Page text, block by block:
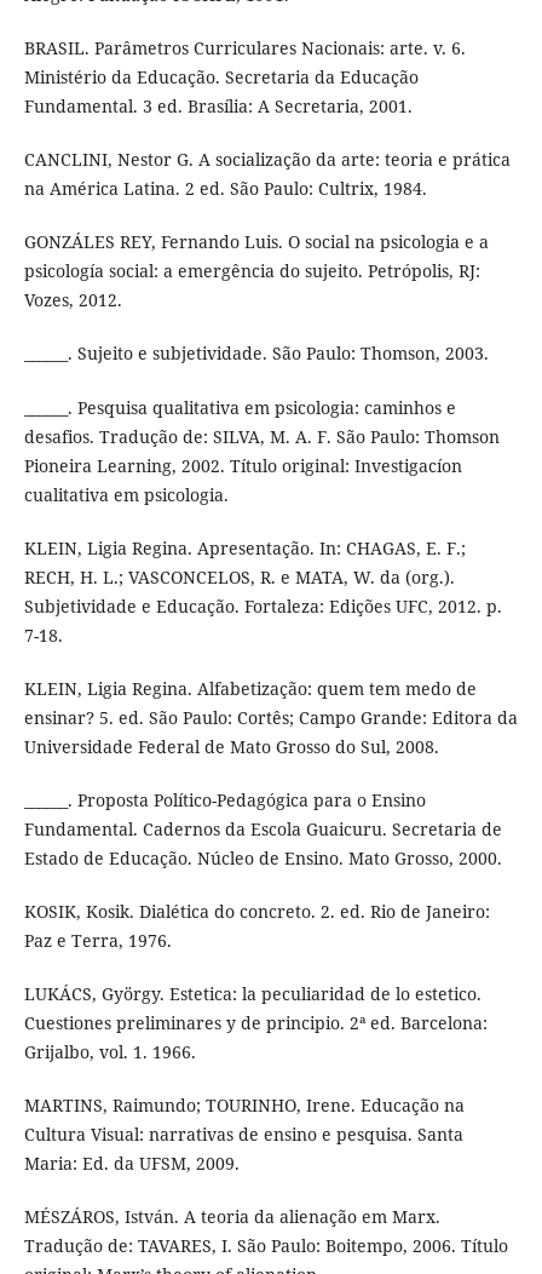
BRASIL. Parâmetros Curriculares Nacionais: arte. v. 6.
Ministério da Educação. Secretaria da Educação
Fundamental. 3 ed. Brasília: A Secretaria, 2001.
CANCLINI, Nestor G. A socialização da arte: teoria e prática
na América Latina. 2 ed. São Paulo: Cultrix, 1984.
GONZÁLES REY, Fernando Luis. O social na psicologia e a
psicología social: a emergência do sujeito. Petrópolis, RJ:
Vozes, 2012.
______. Sujeito e subjetividade. São Paulo: Thomson, 2003.
______. Pesquisa qualitativa em psicologia: caminhos e
desafios. Tradução de: SILVA, M. A. F. São Paulo: Thomson
Pioneira Learning, 2002. Título original: Investigacíon
cualitativa em psicologia.
KLEIN, Ligia Regina. Apresentação. In: CHAGAS, E. F.;
RECH, H. L.; VASCONCELOS, R. e MATA, W. da (org.).
Subjetividade e Educação. Fortaleza: Edições UFC, 2012. p.
7-18.
KLEIN, Ligia Regina. Alfabetização: quem tem medo de
ensinar? 5. ed. São Paulo: Cortês; Campo Grande: Editora da
Universidade Federal de Mato Grosso do Sul, 2008.
______. Proposta Político-Pedagógica para o Ensino
Fundamental. Cadernos da Escola Guaicuru. Secretaria de
Estado de Educação. Núcleo de Ensino. Mato Grosso, 2000.
KOSIK, Kosik. Dialética do concreto. 2. ed. Rio de Janeiro:
Paz e Terra, 1976.
LUKÁCS, György. Estetica: la peculiaridad de lo estetico.
Cuestiones preliminares y de principio. 2ª ed. Barcelona:
Grijalbo, vol. 1. 1966.
MARTINS, Raimundo; TOURINHO, Irene. Educação na
Cultura Visual: narrativas de ensino e pesquisa. Santa
Maria: Ed. da UFSM, 2009.
MÉSZÁROS, István. A teoria da alienação em Marx.
Tradução de: TAVARES, I. São Paulo: Boitempo, 2006. Título